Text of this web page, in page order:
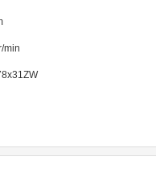
A2045455432 A2044313912
min